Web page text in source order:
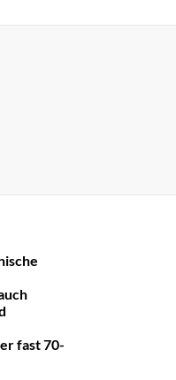
fast 70-